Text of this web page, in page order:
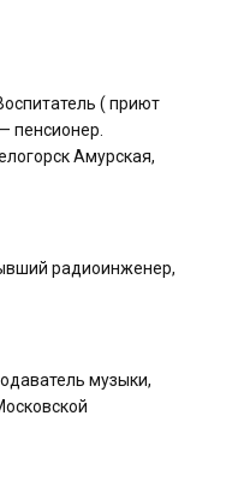
( приют
пенсионер.
Амурская,
радиоинженер,
музыки,